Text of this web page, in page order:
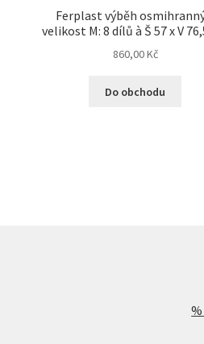
Ferplast výběh
velikost M: 8 dílů à Š 57 x V
860,00Kč
Do obchodu